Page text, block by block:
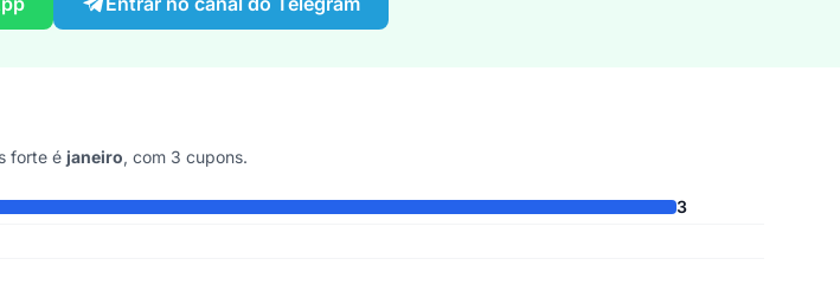
forte é janeiro, com 3 cupons.
3